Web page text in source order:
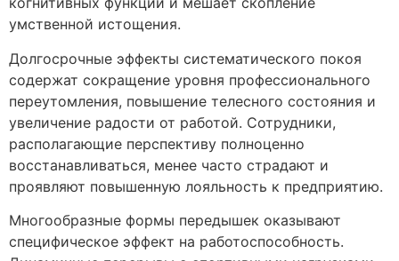
умственной истощения.
Долгосрочные эффекты систематического покоя
содержат сокращение уровня профессионального
переутомления, повышение телесного состояния и
увеличение радости от работой. Сотрудники,
располагающие перспективу полноценно
восстанавливаться, менее часто страдают и
проявляют повышенную лояльность к предприятию.
Многообразные формы передышек оказывают
специфическое эффект на работоспособность.